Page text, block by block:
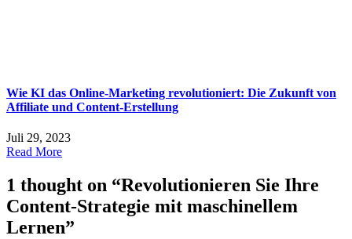
Wie KI das Online-Marketing revolutioniert: Die Zukunft von
Affiliate und Content-Erstellung
Juli 29, 2023
Read More
1 thought on “Revolutionieren Sie Ihre
Content-Strategie mit maschinellem
Lernen”